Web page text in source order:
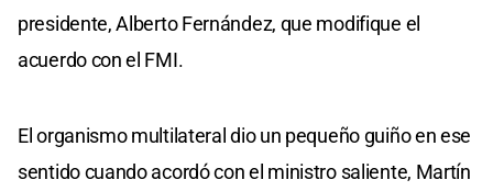
presidente, Alberto Fernández, que modifique el
acuerdo con el FMI.
El organismo multilateral dio un pequeño guiño en ese
sentido cuando acordó con el ministro saliente, Martín